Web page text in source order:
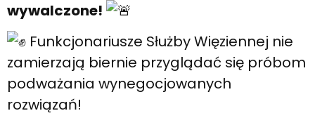
wywalczone!
Funkcjonariusze Służby Więziennej nie
zamierzają biernie przyglądać się próbom
podważania wynegocjowanych
rozwiązań!